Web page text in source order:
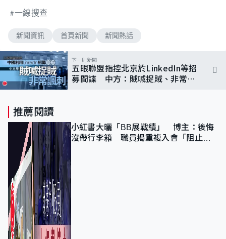
一線搜查
新聞資訊 首頁新聞 新聞熱話
下一則新聞
五眼聯盟指控北京於LinkedIn等招
募間諜 中方：賊喊捉賊、非常諷
推薦閱讀
小紅書大曬「BB展戰績」 博主：後悔
沒帶行李箱 職員揭重複入會「阻止唔